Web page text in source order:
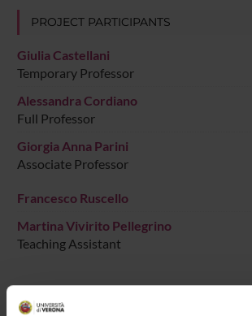
PROJECT PARTICIPANTS
Giulia Castellani
Temporary Professor
Alessandra Cordiano
Full Professor
Giorgia Anna Parini
Associate Professor
Francesco Ruscello
Martina Vivirito Pellegrino
Teaching Assistant
RESEARCH AREAS INVOLVED IN THE